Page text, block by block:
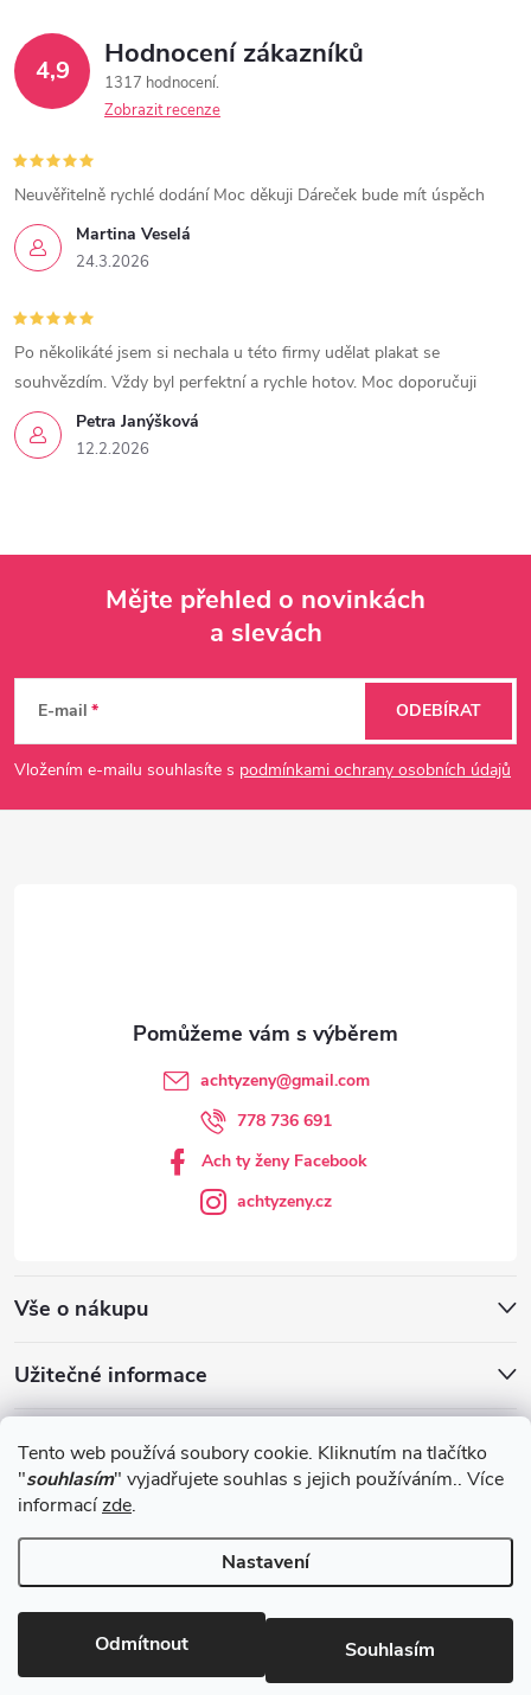
Tento web používá soubory cookie. Kliknutím na tlačítko
"souhlasím" vyjadřujete souhlas s jejich používáním.. Více
informacízde.
Nastavení
Odmítnout Souhlasím
4,9 Hodnocení zákazníků
1317 hodnocení
Zobrazit recenze
Martina Veselá
24.3.2026
Neuvěřitelně rychlé dodání Moc děkuji Dáreček bude mít úspěch
Petra Janýšková
12.2.2026
Po několikáté jsem si nechala u této firmy udělat plakat se
souhvězdím. Vždy byl perfektní a rychle hotov. Moc doporučuji
p
Mějte přehled o novinkách
a slevách
E-mail
Vložením e-mailu souhlasíte s podmínkami ochrany osobních údajů
ODEBÍRAT
Vše o nákupu
Užitečné informace
achtyzeny@gmail.com
778 736 691
Ach ty ženy Facebook
achtyzeny.cz
Blog
Achtyzeny.cz. Všechna práva vyhrazena.